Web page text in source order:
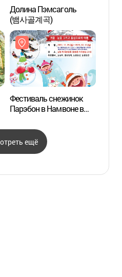
Долина Пэмсаголь
(뱀사골계곡)
Фестиваль снежинок
Парэбон в Намвоне в
남원 바래봉 눈꽃축제)
ещё